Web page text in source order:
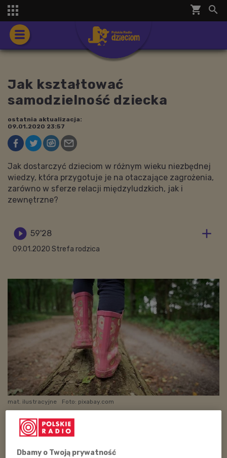
shopping_cart 

Jak kształtować
samodzielność dziecka
ostatnia aktualizacja:
09.01.2020 23:57
Jak dostarczyć dzieciom w różnym wieku niezbędnej
wiedzy, która przygotuje je na otaczające zagrożenia,
zarówno w sferze relacji międzyludzkich, jak i
zewnętrzne?
 59'28 
09.01.2020 Strefa rodzica
mat. ilustracyjne Foto: pixabay.com
Zwiększenie poczucia samodzielności w wykonywaniu
prostych czynności dnia codziennego (np. zarządzanie
własnym czasem) oraz radzenia sobie w sytuacjach
Dbamy o Twoją prywatność